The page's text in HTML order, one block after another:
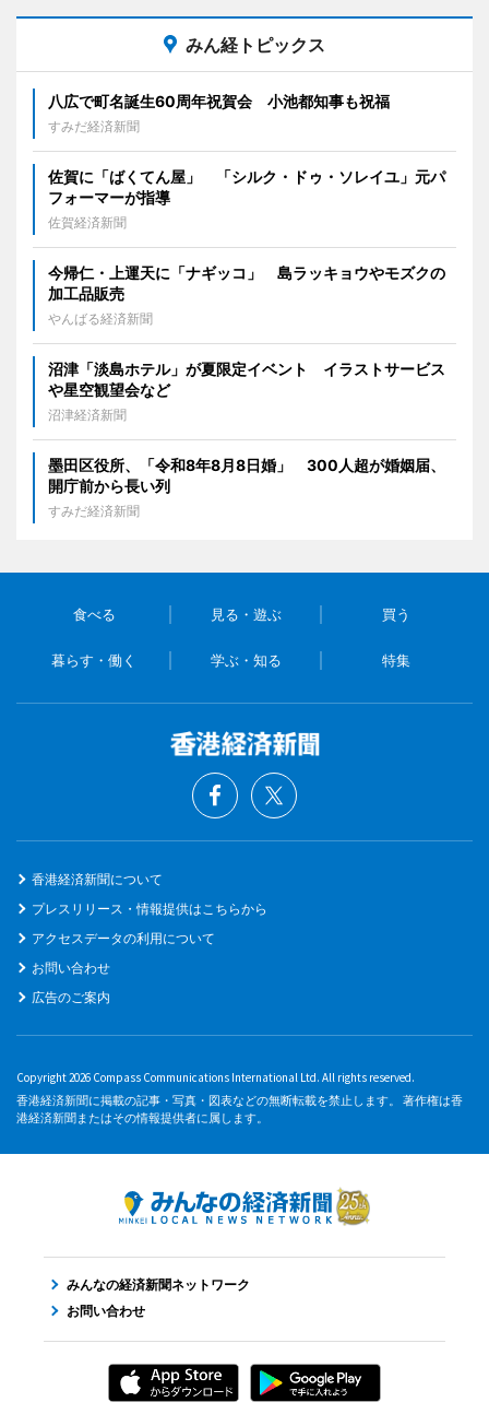
みん経トピックス
八広で町名誕生60周年祝賀会 小池都知事も祝福
すみだ経済新聞
佐賀に「ばくてん屋」 「シルク・ドゥ・ソレイユ」元パ
フォーマーが指導
佐賀経済新聞
今帰仁・上運天に「ナギッコ」 島ラッキョウやモズクの
加工品販売
やんばる経済新聞
沼津「淡島ホテル」が夏限定イベント イラストサービス
や星空観望会など
沼津経済新聞
墨田区役所、「令和8年8月8日婚」 300人超が婚姻届、
開庁前から長い列
すみだ経済新聞
食べる 見る・遊ぶ 買う
暮らす・働く 学ぶ・知る 特集
香港経済新聞について
プレスリリース・情報提供はこちらから
アクセスデータの利用について
お問い合わせ
広告のご案内
Copyright 2026 Compass Communications International Ltd. All rights reserved.
香港経済新聞に掲載の記事・写真・図表などの無断転載を禁止します。 著作権は香
港経済新聞またはその情報提供者に属します。
みんなの経済新聞ネットワーク
お問い合わせ